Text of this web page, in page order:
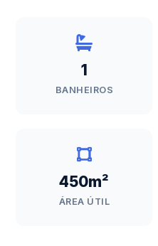
1
BANHEIROS
450m²
ÁREA ÚTIL